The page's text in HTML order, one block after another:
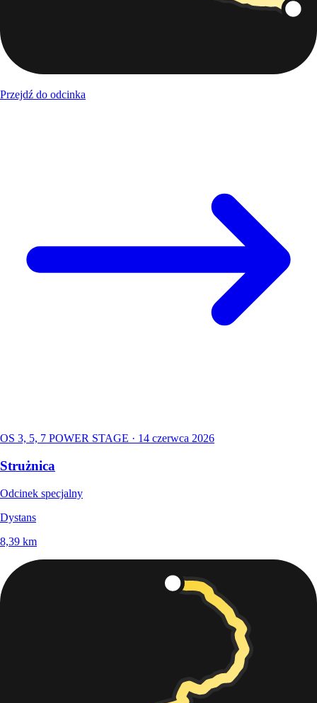
Przejdź do odcinka
OS 3, 5, 7 POWER STAGE · 14 czerwca 2026
Strużnica
Odcinek specjalny
Dystans
8,39 km